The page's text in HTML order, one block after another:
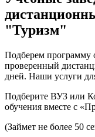
"Туризм"
Подберем программу
проверенный
дней. Наши услуги
Подберите ВУЗ или
обучения вместе с
(Займет не более 50